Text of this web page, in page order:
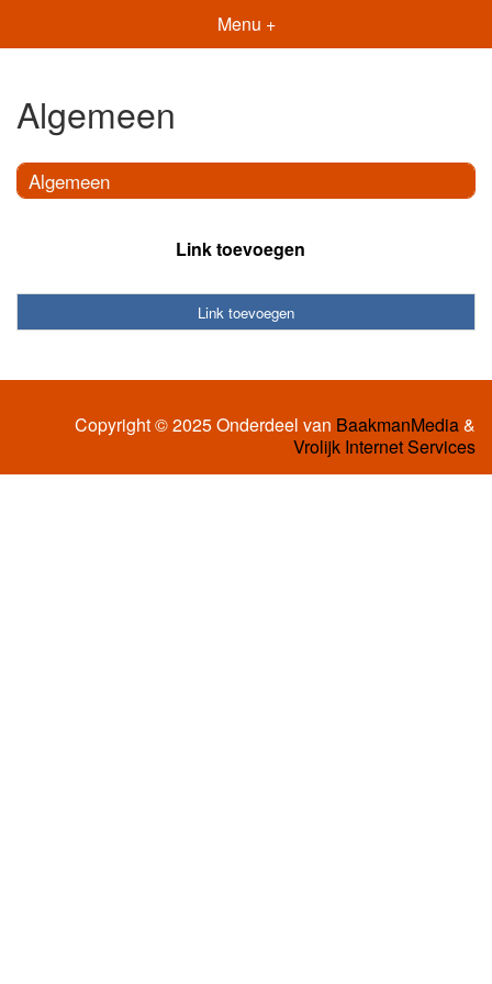
Menu +
Algemeen
Algemeen
Link toevoegen
Link toevoegen
Copyright © 2025 Onderdeel van BaakmanMedia&
Vrolijk Internet Services